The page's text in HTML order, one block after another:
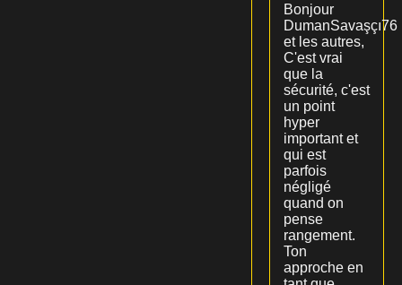
Bonjour
DumanSavaşçı76
et les autres,
C'est vrai
que la
sécurité, c'est
un point
hyper
important et
qui est
parfois
négligé
quand on
pense
rangement.
Ton
approche en